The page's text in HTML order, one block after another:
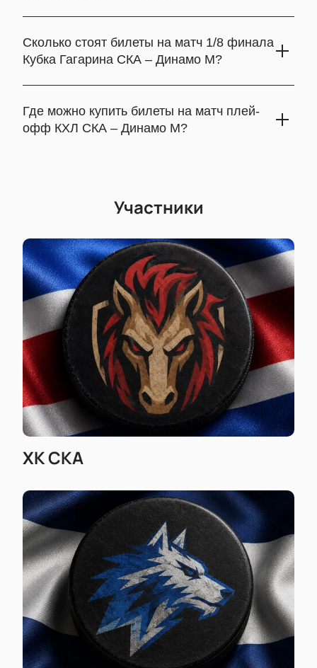
Современная арена с отличным обзором и удобной
инфраструктурой обеспечит комфорт болельщикам.
Сколько стоят билеты на матч 1/8 финала
Кубка Гагарина СКА – Динамо М?
трибуне. Ознакомьтесь с актуальной стоимостью
билетов на нашем сайте.
Где можно купить билеты на матч плей-
офф КХЛ СКА – Динамо М?
Участники
ХК СКА